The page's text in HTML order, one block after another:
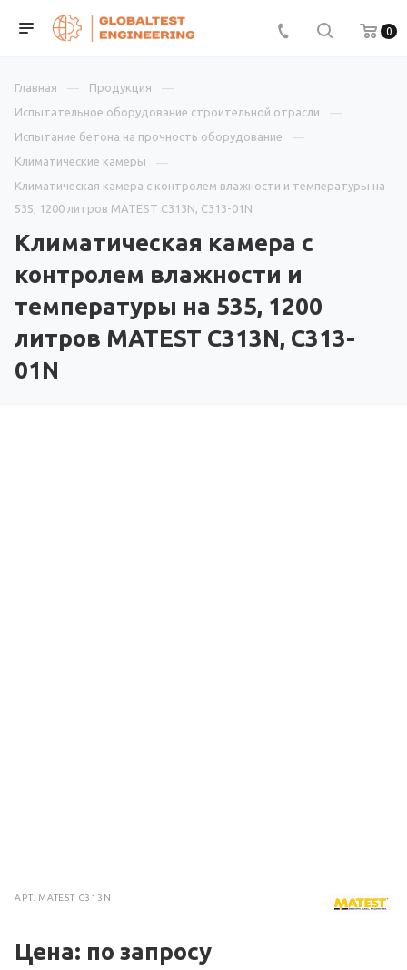
0
Главная
Продукция
Испытательное оборудование строительной отрасли
Испытание бетона на прочность оборудование
Климатические камеры
Климатическая камера с контролем влажности и температуры на
535, 1200 литров MATEST C313N, C313-01N
Климатическая камера с
контролем влажности и
температуры на 535, 1200
литров MATEST C313N, C313-
01N
АРТ. MATEST C313N
Цена: по запросу